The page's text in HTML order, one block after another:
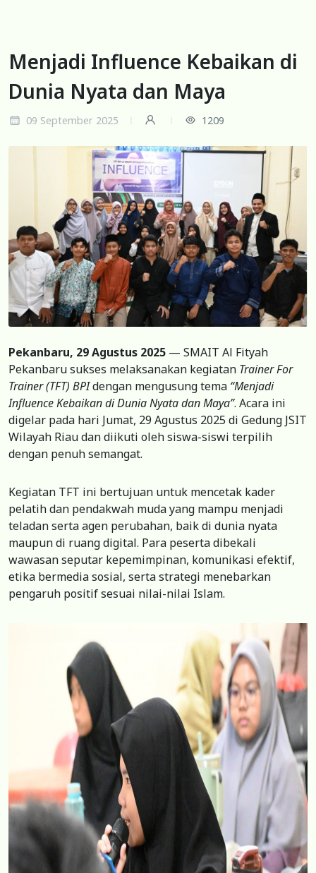
Menjadi Influence Kebaikan di
Dunia Nyata dan Maya
09 September 2025 1209
Pekanbaru, 29 Agustus 2025 — SMAIT Al Fityah
Pekanbaru sukses melaksanakan kegiatan Trainer For
Trainer (TFT) BPIdengan mengusung tema “Menjadi
Influence Kebaikan di Dunia Nyata dan Maya”. Acara ini
digelar pada hari Jumat, 29 Agustus 2025 di Gedung JSIT
Wilayah Riau dan diikuti oleh siswa-siswi terpilih
dengan penuh semangat.
Kegiatan TFT ini bertujuan untuk mencetak kader
pelatih dan pendakwah muda yang mampu menjadi
teladan serta agen perubahan, baik di dunia nyata
maupun di ruang digital. Para peserta dibekali
wawasan seputar kepemimpinan, komunikasi efektif,
etika bermedia sosial, serta strategi menebarkan
pengaruh positif sesuai nilai-nilai Islam.